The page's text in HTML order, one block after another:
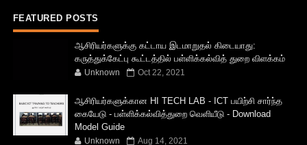
FEATURED POSTS
ஆசிரியர்களுக்கு கட்டாய இடமாறுதல் கிடையாது:
கருத்துக்கேட்பு கூட்டத்தில் பள்ளிக்கல்வித் துறை விளக்கம்
Unknown Oct 22, 2021
ஆசிரியர்களுக்கான HI TECH LAB - ICT பயிற்சி சார்ந்த
கையேடு - பள்ளிக்கல்வித்துறை வெளியீடு - Download
Model Guide
Unknown Aug 14, 2021